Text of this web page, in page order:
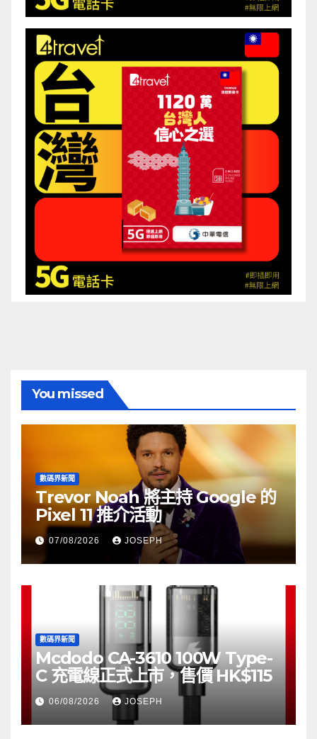
You missed
數碼界新聞
Trevor Noah 將主持 Google 的
Pixel 11 推介活動
07/08/2026 JOSEPH
數碼界新聞
Mcdodo CA-3610 100W Type-
C 充電線正式上市，售價 HK$115
06/08/2026 JOSEPH